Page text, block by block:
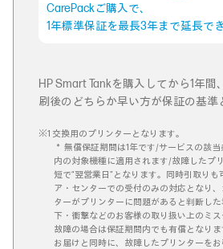
CarePackご購入で、
1年標準保証を最長3年まで延長でき
HP Smart Tankを購入してから1年
刷後のどちらか早い方が保証の基準
※1 交換用のプリンターとなります。
＊ 無償保証期間は1年です/サービスの該
内の対象機種に適用されます/故障したプ
短で“翌営業日”となります。同時引取り
ア・センターでの受付のみの対応となり
ターがプリンターに問題があると判断し
下・衝撃などのお客様の取り扱い上のミ
故障の場合は保証期間内でも有償となり
お届けと同時に、故障したプリンターを